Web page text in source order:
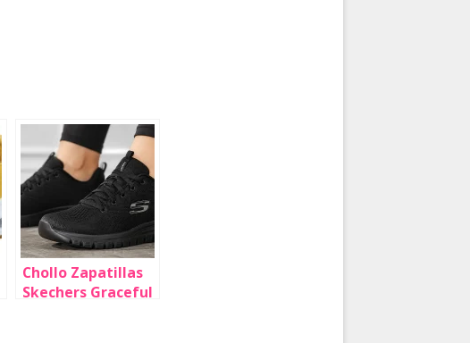
Chollo Zapatillas
Skechers Graceful